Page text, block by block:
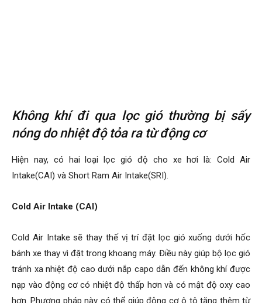
nóng do nhiệt độ tỏa ra từ động cơ
Hiện nay, có hai loại lọc gió độ cho xe hơi là: Cold Air
Intake(CAI) và Short Ram Air Intake(SRI).
Cold Air Intake (CAI)